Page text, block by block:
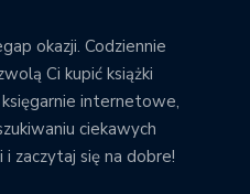
okazji. Codziennie
Ci kupić książki
internetowe,
ciekawych
zaczytaj się na dobre!